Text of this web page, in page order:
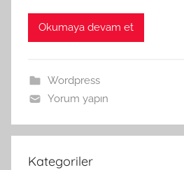
Okumaya devam et
Wordpress
Yorum yapın
Kategoriler